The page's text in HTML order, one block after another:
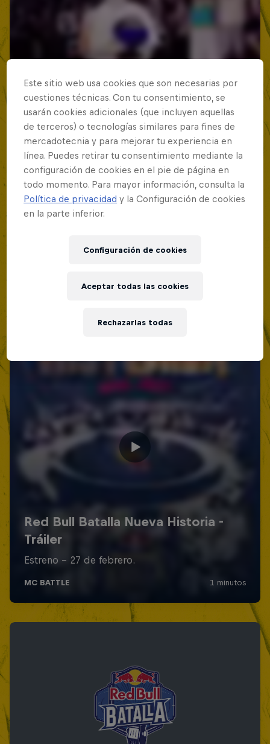
Este sitio web usa cookies que son necesarias por
cuestiones técnicas. Con tu consentimiento, se
usarán cookies adicionales (que incluyen aquellas
de terceros) o tecnologías similares para fines de
mercadotecnia y para mejorar tu experiencia en
línea. Puedes retirar tu consentimiento mediante la
configuración de cookies en el pie de página en
todo momento. Para mayor información, consulta la
Política de privacidad y la Configuración de cookies
en la parte inferior.
Configuración de cookies
Rechazarlas todas
Aceptar todas las cookies